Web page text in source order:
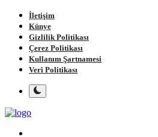
İletişim
Künye
Gizlilik Politikası
Çerez Politikası
Kullanım Şartnamesi
Veri Politikası